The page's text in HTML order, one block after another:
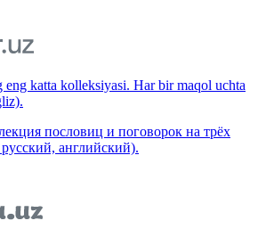
katta kolleksiyasi. Har bir maqol uchta
пословиц и поговорок на трёх
английский).